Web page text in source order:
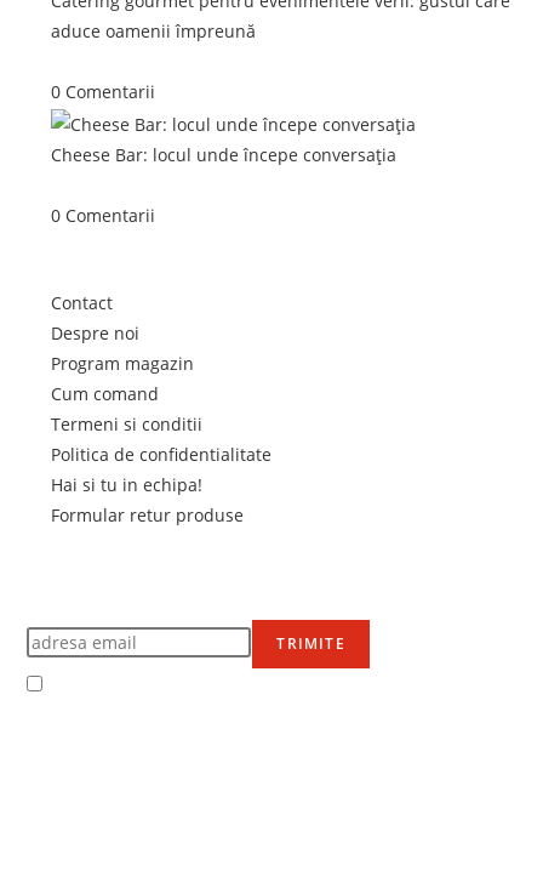
aduce oamenii împreună
0 Comentarii
Cheese Bar: locul unde începe conversația
0 Comentarii
Contact
Despre noi
Program magazin
Cum comand
Termeni si conditii
Politica de confidentialitate
Hai si tu in echipa!
Formular retur produse
TRIMITE